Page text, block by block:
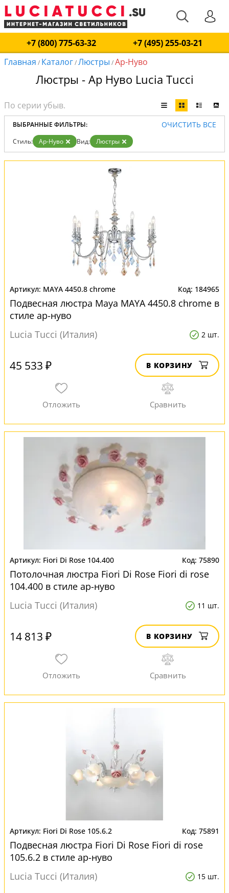
+7 (800) 775-63-32
+7 (495) 255-03-21
Главная / Каталог/Люстры /Ар-Нуво
Люстры - Ар Нуво Lucia Tucci
ВЫБРАННЫЕ ФИЛЬТРЫ: ОЧИСТИТЬ ВСЕ
Стиль: Ар-Нуво Вид: Люстры
MAYA 4450.8 chrome 184965
Подвесная люстра Maya MAYA 4450.8 chrome в
стиле ар-нуво
Lucia Tucci (Италия)
2 шт.
45 533 ₽ В КОРЗИНУ
Fiori Di Rose 104.400 75890
Потолочная люстра Fiori Di Rose Fiori di rose
104.400 в стиле ар-нуво
Lucia Tucci (Италия)
11 шт.
14 813 ₽ В КОРЗИНУ
Fiori Di Rose 105.6.2 75891
Подвесная люстра Fiori Di Rose Fiori di rose
105.6.2 в стиле ар-нуво
Lucia Tucci (Италия)
15 шт.